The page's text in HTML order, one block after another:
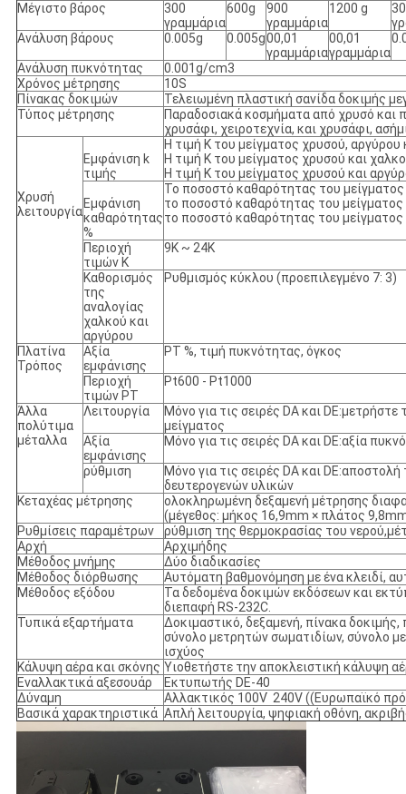
Μέγιστο βάρος
300
γραμμάρια
600g
900
γραμμάρια
1200 g
Ανάλυση βάρους
0.005g 0.005g00,01
γραμμάρια
00,01
γραμμάρια
Ανάλυση πυκνότητας
0.001g/cm3
Χρόνος μέτρησης
10S
Πίνακας δοκιμών
Τελειωμένη πλαστική σανίδα δοκιμής
Τύπος μέτρησης
Παραδοσιακά κοσμήματα από χρυσό και
χρυσάφι, χειροτεχνία, και χρυσάφι,
Χρυσή
λειτουργία
Εμφάνιση k
τιμής
Η τιμή K του μείγματος χρυσού, αργύρου
Η τιμή K του μείγματος χρυσού και
Η τιμή K του μείγματος χρυσού και
Εμφάνιση
καθαρότητας
%
Το ποσοστό καθαρότητας του
το ποσοστό καθαρότητας του μείγματος
το ποσοστό καθαρότητας του μείγματος
Περιοχή
τιμών K
9K ~ 24K
Καθορισμός
της
αναλογίας
χαλκού και
αργύρου
Ρυθμισμός κύκλου (προεπιλεγμένο 7: 3)
Πλατίνα
Τρόπος
Αξία
εμφάνισης
PT %, τιμή πυκνότητας, όγκος
Περιοχή
τιμών PT
Pt600 - Pt1000
Άλλα
πολύτιμα
μέταλλα
Λειτουργία
Μόνο για τις σειρές DA και
μείγματος
Αξία
εμφάνισης
Μόνο για τις σειρές DA και DE:αξία
ρύθμιση
Μόνο για τις σειρές DA και
δευτερογενών υλικών
Κεταχέας μέτρησης
ολοκληρωμένη δεξαμενή μέτρησης
(μέγεθος: μήκος 16,9mm × πλάτος
Ρυθμίσεις παραμέτρων
ρύθμιση της θερμοκρασίας του
Αρχή
Αρχιμήδης
Μέθοδος μνήμης
Δύο διαδικασίες
Μέθοδος διόρθωσης
Αυτόματη βαθμονόμηση με ένα κλειδί,
Μέθοδος εξόδου
Τα δεδομένα δοκιμών εκδόσεων και
διεπαφή RS-232C.
Τυπικά εξαρτήματα
Δοκιμαστικό, δεξαμενή, πίνακα
σύνολο μετρητών σωματιδίων, σύνολο
ισχύος
Κάλυψη αέρα και σκόνης Υιοθετήστε την αποκλειστική κάλυψη
Εναλλακτικά αξεσουάρ
Εκτυπωτής DE-40
Δύναμη
Αλλακτικός 100V ̇ 240V ((Ευρωπαϊκό
Βασικά χαρακτηριστικά Απλή λειτουργία, ψηφιακή οθόνη,